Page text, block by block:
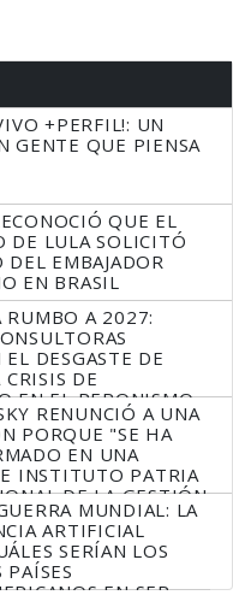
+PERFIL!: UN
GENTE QUE PIENSA
QUE EL
DE LULA SOLICITÓ
DEL EMBAJADOR
EN BRASIL
RUMBO A 2027:
DESGASTE DE
DE
EN EL PERONISMO
RENUNCIÓ A UNA
PORQUE "SE HA
EN UNA
INSTITUTO PATRIA
DE LA GESTIÓN
MUNDIAL: LA
ARTIFICIAL
SERÍAN LOS
PAÍSES
EN SER